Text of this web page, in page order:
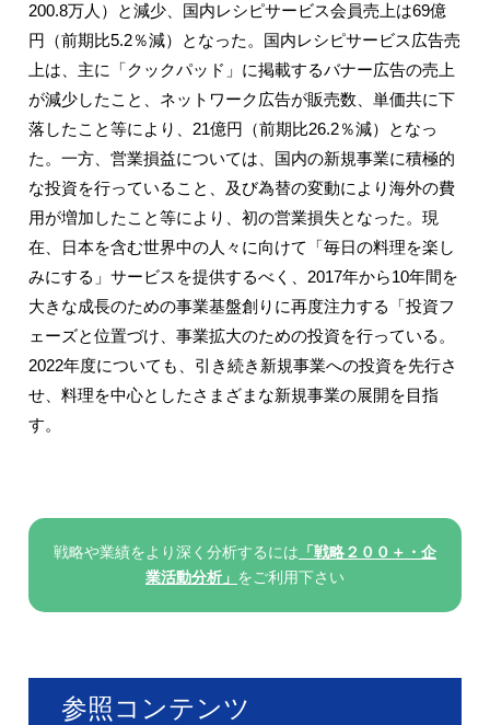
200.8万人）と減少、国内レシピサービス会員売上は69億
円（前期比5.2％減）となった。国内レシピサービス広告売
上は、主に「クックパッド」に掲載するバナー広告の売上
が減少したこと、ネットワーク広告が販売数、単価共に下
落したこと等により、21億円（前期比26.2％減）となっ
た。一方、営業損益については、国内の新規事業に積極的
な投資を行っていること、及び為替の変動により海外の費
用が増加したこと等により、初の営業損失となった。現
在、日本を含む世界中の人々に向けて「毎日の料理を楽し
みにする」サービスを提供するべく、2017年から10年間を
大きな成長のための事業基盤創りに再度注力する「投資フ
ェーズと位置づけ、事業拡大のための投資を行っている。
2022年度についても、引き続き新規事業への投資を先行さ
せ、料理を中心としたさまざまな新規事業の展開を目指
す。
戦略や業績をより深く分析するには 「戦略２００＋・企
業活動分析」 をご利用下さい
参照コンテンツ